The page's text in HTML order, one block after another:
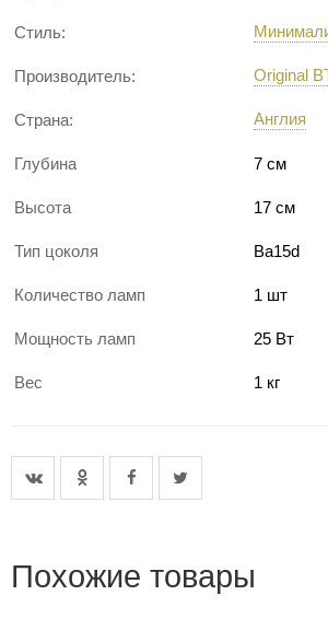
Стиль:
Производитель: Original
Страна: Англия
Глубина 7 см
Высота 17 см
Тип цоколя Ba15d
Количество ламп 1 шт
Мощность ламп 25 Вт
Вес 1 кг
Похожие товары